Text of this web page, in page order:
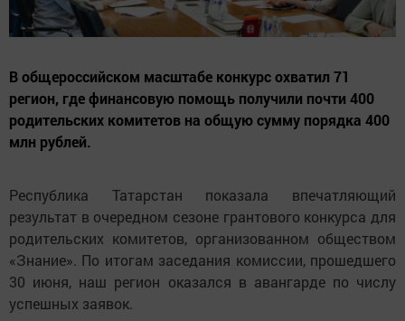
В общероссийском масштабе конкурс охватил 71
регион, где финансовую помощь получили почти 400
родительских комитетов на общую сумму порядка 400
млн рублей.
Республика Татарстан показала впечатляющий
результат в очередном сезоне грантового конкурса для
родительских комитетов, организованном обществом
«Знание». По итогам заседания комиссии, прошедшего
30 июня, наш регион оказался в авангарде по числу
успешных заявок.